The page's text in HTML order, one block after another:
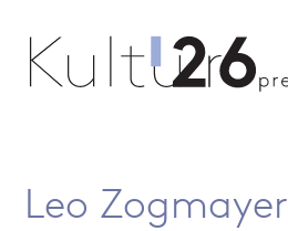
Leo Zogmayer